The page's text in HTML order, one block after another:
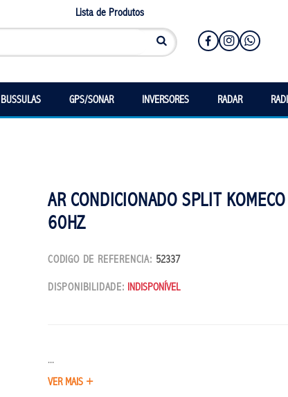
Lista de Produtos
BUSSULAS GPS/SONAR INVERSORES RADAR
AR CONDICIONADO SPLIT
60HZ
CODIGO DE REFERENCIA: 52337
DISPONIBILIDADE: INDISPONÍVEL
...
VER MAIS +